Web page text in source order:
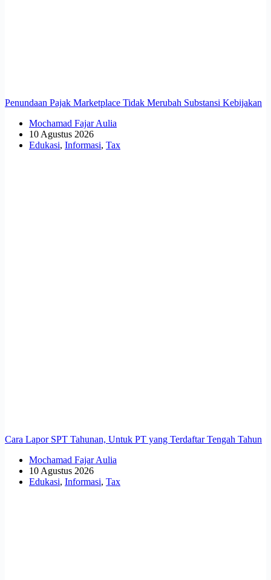
Penundaan Pajak Marketplace Tidak Merubah Substansi Kebijakan
Mochamad Fajar Aulia
10 Agustus 2026
Edukasi, Informasi, Tax
Cara Lapor SPT Tahunan, Untuk PT yang Terdaftar Tengah Tahun
Mochamad Fajar Aulia
10 Agustus 2026
Edukasi, Informasi, Tax